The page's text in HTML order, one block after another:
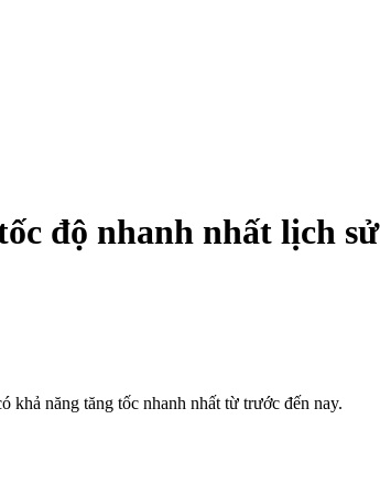
độ nhanh nhất lịch sử
khả năng tăng tốc nhanh nhất từ trước đến nay.